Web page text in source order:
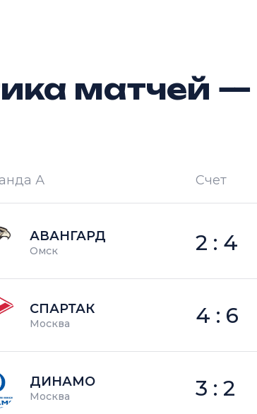
матчей —
А Счет
АВАНГАРД
Омск 2 : 4
СПАРТАК
Москва 4 : 6
ДИНАМО
Москва 3 : 2